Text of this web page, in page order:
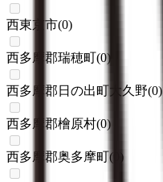
西東京市(0)
西多摩郡瑞穂町(0)
西多摩郡日の出町大久野(0)
西多摩郡檜原村(0)
西多摩郡奥多摩町( )